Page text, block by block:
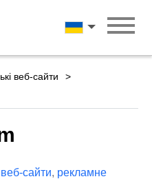
Українська
веб-сайти
сайти, рекламне